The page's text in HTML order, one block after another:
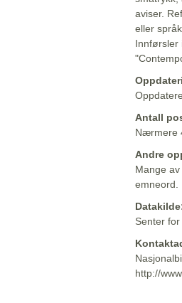
aviser.
eller
Innførsler
Antall
Nærmere
Andre
Mange
emneord.
Senter
http://